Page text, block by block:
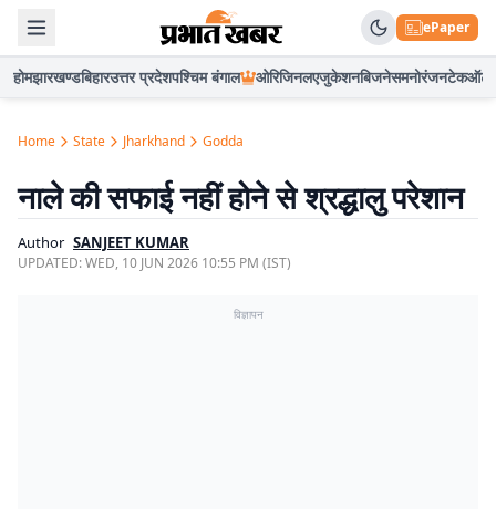
ePaper
होमझारखण्डबिहारउत्तर प्रदेशपश्चिम बंगाल ओरिजिनलएजुकेशनबिजनेसमनोरंजनटेकऑटो
Home State Jharkhand Godda
नाले की सफाई नहीं होने से श्रद्धालु परेशान
Author SANJEET KUMAR
UPDATED:WED, 10 JUN 2026 10:55 PM (IST)
विज्ञापन